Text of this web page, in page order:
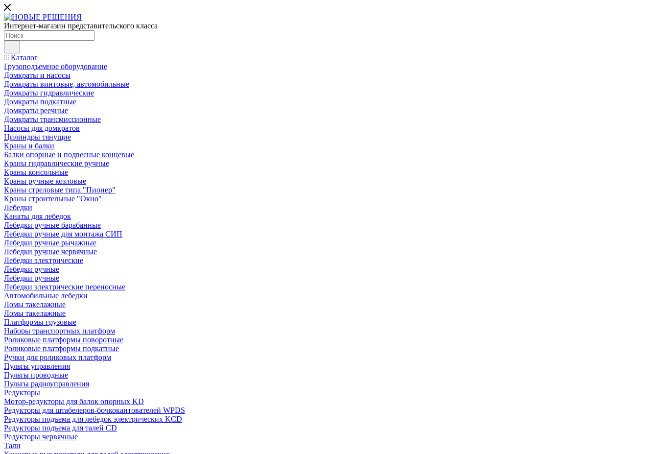
Интернет-магазин представительского класса
Каталог
Грузоподъемное оборудование
Домкраты и насосы
Домкраты винтовые, автомобильные
Домкраты гидравлические
Домкраты подкатные
Домкраты реечные
Домкраты трансмиссионные
Насосы для домкратов
Цилиндры тянущие
Краны и балки
Балки опорные и подвесные концевые
Краны гидравлические ручные
Краны консольные
Краны ручные козловые
Краны стреловые типа "Пионер"
Краны строительные "Окно"
Лебедки
Канаты для лебедок
Лебедки ручные барабанные
Лебедки ручные для монтажа СИП
Лебедки ручные рычажные
Лебедки ручные червячные
Лебедки электрические
Лебедки ручные
Лебедки ручные
Лебедки электрические переносные
Автомобильные лебедки
Ломы такелажные
Ломы такелажные
Платформы грузовые
Наборы транспортных платформ
Роликовые платформы поворотные
Роликовые платформы подкатные
Ручки для роликовых платформ
Пульты управления
Пульты проводные
Пульты радиоуправления
Редукторы
Мотор-редукторы для балок опорных KD
Редукторы для штабелеров-бочкокантователей WPDS
Редукторы подъема для лебедок электрических KCD
Редукторы подъема для талей CD
Редукторы червячные
Тали